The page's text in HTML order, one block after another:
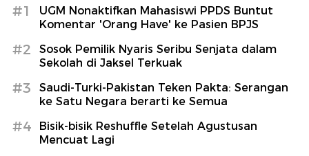
#1
UGM Nonaktifkan Mahasiswi PPDS Buntut
Komentar 'Orang Have' ke Pasien BPJS
#2
Sosok Pemilik Nyaris Seribu Senjata dalam
Sekolah di Jaksel Terkuak
#3
Saudi-Turki-Pakistan Teken Pakta: Serangan
ke Satu Negara berarti ke Semua
#4
Bisik-bisik Reshuffle Setelah Agustusan
Mencuat Lagi